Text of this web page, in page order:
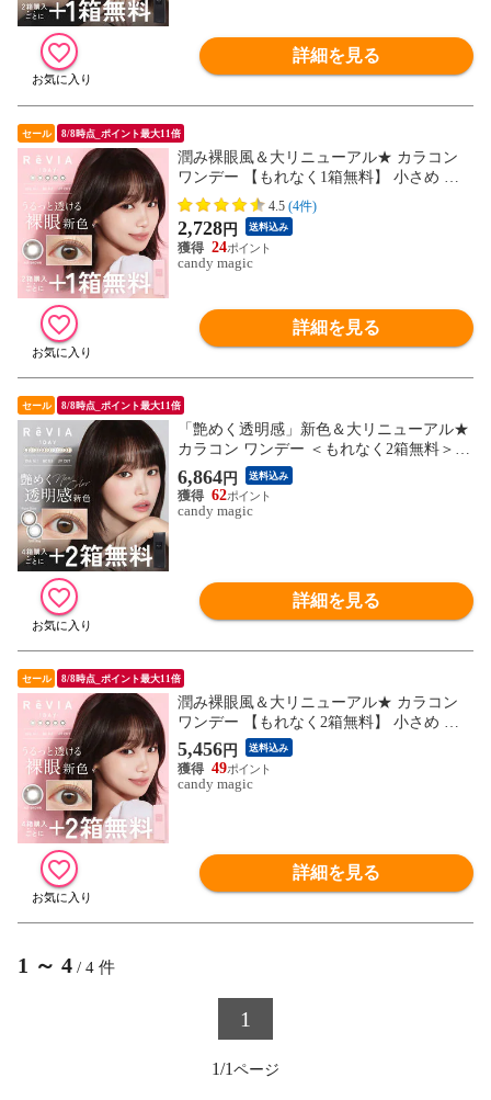
詳細を見る
セール 8/8時点_ポイント最大11倍
潤み裸眼風＆大リニューアル★ カラコン
ワンデー 【もれなく1箱無料】 小さめ ナ
チュラル ReVIA 1day/CIRCLE 10枚 入/3箱
合計 30枚 送料無料(ネコポス) レヴィア ワ
ンデー サークルレンズ 度あり カラー コン
タクト 2箱購入で＋1箱無料
4.5 (4件)
2,728円 送料込み
24
candy magic
詳細を見る
セール 8/8時点_ポイント最大11倍
「艶めく透明感」新色＆大リニューアル★
カラコン ワンデー ＜もれなく2箱無料＞ R
eVIA 1day COLOR 1箱 10枚 入/6箱合計 60
枚入り 送料無料(ネコポス) 4箱購入で＋2箱
無料 コンタクトレンズ レヴィア キャンマ
6,864円 送料込み
62
candy magic
詳細を見る
セール 8/8時点_ポイント最大11倍
潤み裸眼風＆大リニューアル★ カラコン
ワンデー 【もれなく2箱無料】 小さめ ナ
チュラル ReVIA 1day/CIRCLE 10枚 入/6箱
合計 60枚 送料無料(ネコポス) レヴィア ワ
ンデー サークルレンズ 度あり カラー コン
5,456円 送料込み
49
candy magic
詳細を見る
1 ～ 4 / 4 件
1
1/1